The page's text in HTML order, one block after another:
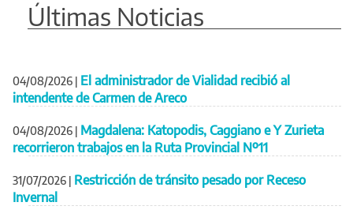
Últimas Noticias
04/08/2026 | El administrador de Vialidad recibió al
intendente de Carmen de Areco
04/08/2026 | Magdalena: Katopodis, Caggiano e Y Zurieta
recorrieron trabajos en la Ruta Provincial Nº11
31/07/2026 | Restricción de tránsito pesado por Receso
Invernal